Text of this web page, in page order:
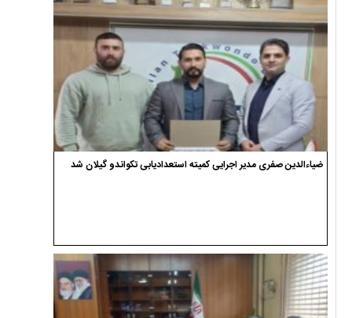
ضیاءالدین صفری مدیر اجرایی کمیته استعدادیابی تکواندو گیلان شد